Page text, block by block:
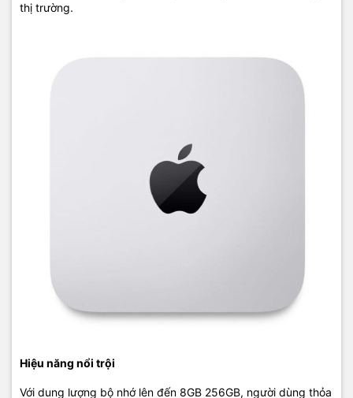
thị trường.
Hiệu năng nổi trội
Với dung lượng bộ nhớ lên đến 8GB 256GB, người dùng thỏa